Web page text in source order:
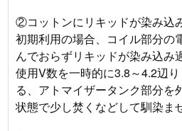
②コットンにリキッドが染み込
初期利用の場合、コイル部分の
んでおらずリキッドが染み込み
使用V数を一時的に3.8～4.2辺
る、アトマイザータンク部分を
状態で少し焚くなどして馴染ま